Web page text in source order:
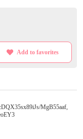
Add to favorites
MgB55aaf,